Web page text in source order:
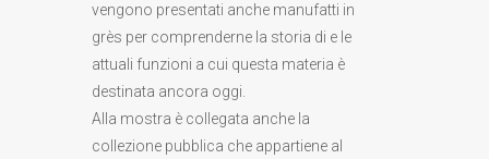
vengono presentati anche manufatti in
grès per comprenderne la storia di e le
attuali funzioni a cui questa materia è
destinata ancora oggi.
Alla mostra è collegata anche la
collezione pubblica che appartiene al